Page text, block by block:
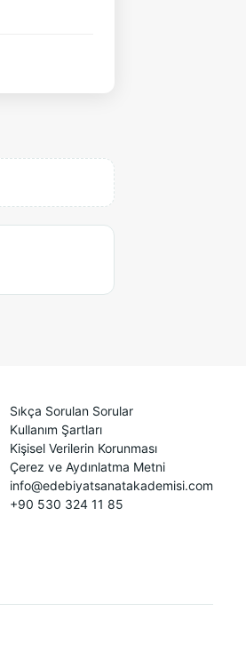
Sıkça Sorulan Sorular
Kullanım Şartları
Kişisel Verilerin Korunması
Çerez ve Aydınlatma Metni
info@edebiyatsanatakademisi.com
+90 530 324 11 85